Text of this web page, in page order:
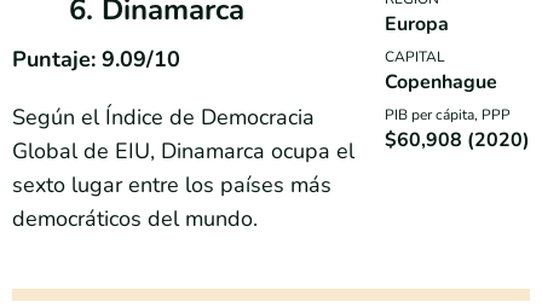
6. Dinamarca
Puntaje: 9.09/10
Según el Índice de Democracia
Global de EIU, Dinamarca ocupa el
sexto lugar entre los países más
democráticos del mundo.
Europa
CAPITAL
Copenhague
PIB per cápita, PPP
$60,908 (2020)